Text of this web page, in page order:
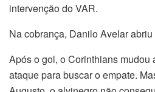
intervenção do VAR.
Na cobrança, Danilo Avelar abriu
Após o gol, o Corinthians mudou
ataque para buscar o empate.